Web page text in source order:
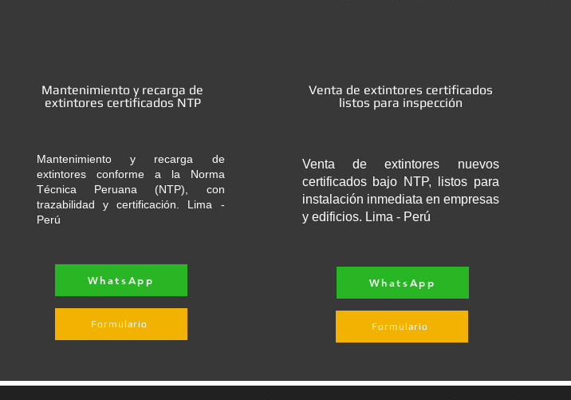
Mantenimiento y recarga de
extintores certificados NTP
Mantenimiento y recarga de
extintores conforme a la Norma
Técnica Peruana (NTP), con
trazabilidad y certificación. Lima -
Perú
WhatsApp
Formulario
Venta de extintores certificados
listos para inspección
Venta de extintores nuevos
certificados bajo NTP, listos para
instalación inmediata en empresas
y edificios. Lima - Perú
WhatsApp
Formulario